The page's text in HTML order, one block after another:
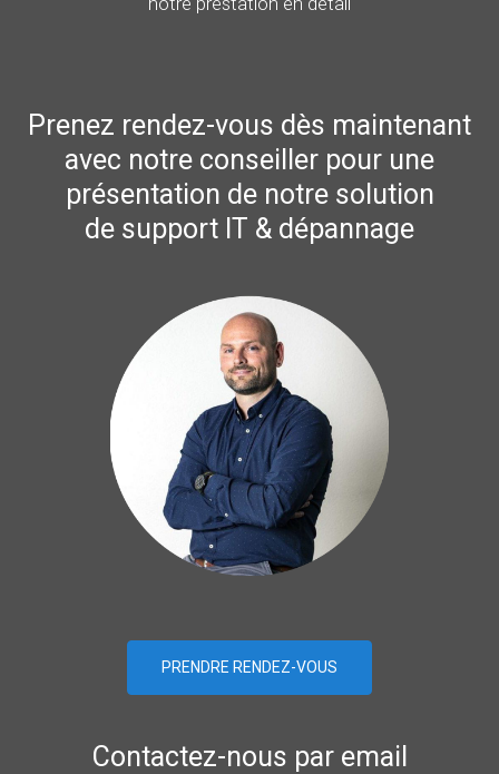
Prenez rendez-vous dès maintenant
avec notre conseiller pour une
présentation de notre solution
de support IT & dépannage
PRENDRE RENDEZ-VOUS
Contactez-nous par email